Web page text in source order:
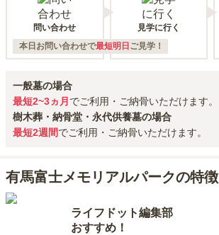
問い合わせ 見学に行く
本日お問い合わせで最短明日 ご見学！
一般墓の場合
最短2~3ヵ月 でご利用・ご納骨いただけます。
樹木葬・納骨堂・永代供養墓の場合
最短2週間でご利用・ご納骨いただけます。
有馬富士メモリアルパークの特徴
ライフドット編集部
おすすめ！